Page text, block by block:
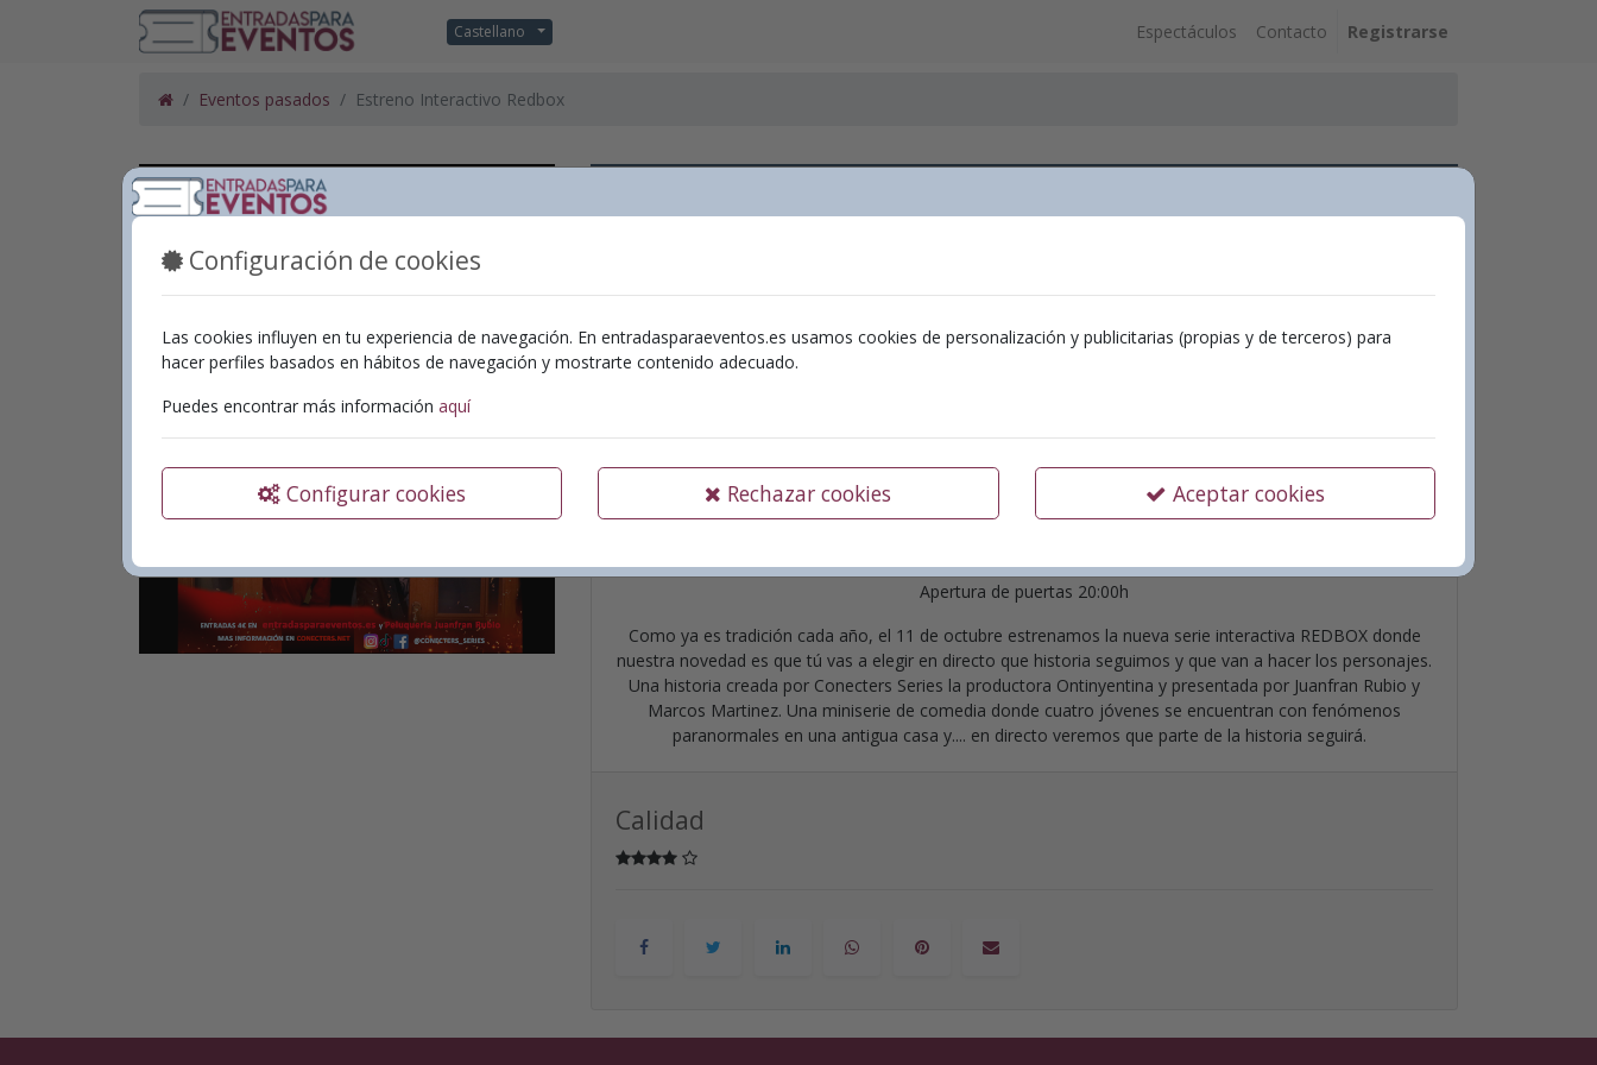
Configuración de cookies
Las cookies influyen en tu experiencia de navegación. En entradasparaeventos.es usamos cookies de personalización y publicitarias (propias y de terceros) para
hacer perfiles basados en hábitos de navegación y mostrarte contenido adecuado.
Puedes encontrar más información aquí
Configurar cookies Rechazar cookies Aceptar cookies
Castellano Espectáculos Contacto Registrarse
Eventos pasados Estreno Interactivo Redbox
11-10-2024
Sala Gomis – viernes 11 de octubre – 20:30h
Apertura de puertas 20:00h
Como ya es tradición cada año, el 11 de octubre estrenamos la nueva serie interactiva REDBOX donde
nuestra novedad es que tú vas a elegir en directo que historia seguimos y que van a hacer los personajes.
Una historia creada por Conecters Series la productora Ontinyentina y presentada por Juanfran Rubio y
Marcos Martinez. Una miniserie de comedia donde cuatro jóvenes se encuentran con fenómenos
paranormales en una antigua casa y.... en directo veremos que parte de la historia seguirá.
Calidad